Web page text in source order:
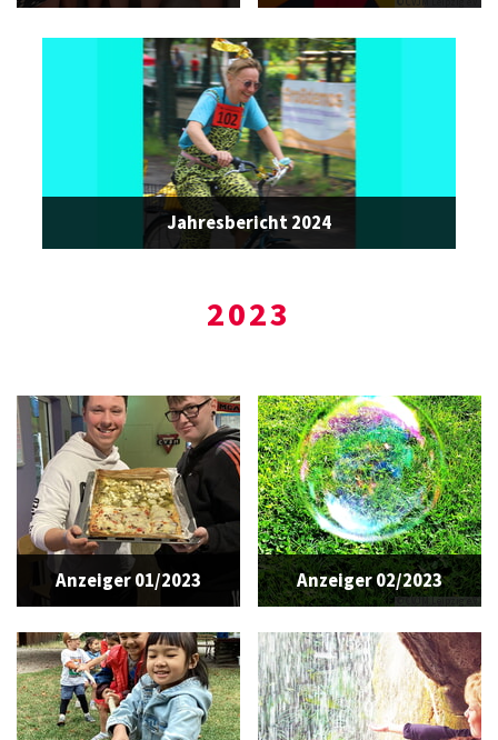
Jahresbericht 2024
2023
Anzeiger 01/2023
© CVJM Leipzig e.V.
Anzeiger 02/2023